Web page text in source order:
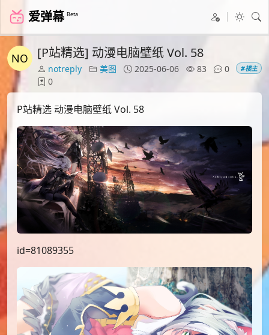
爱弹幕 Beta
[P站精选] 动漫电脑壁纸 Vol. 58
notreply 美图 2025-06-06 83
0
0
#楼主
P站精选 动漫电脑壁纸 Vol. 58
id=81089355